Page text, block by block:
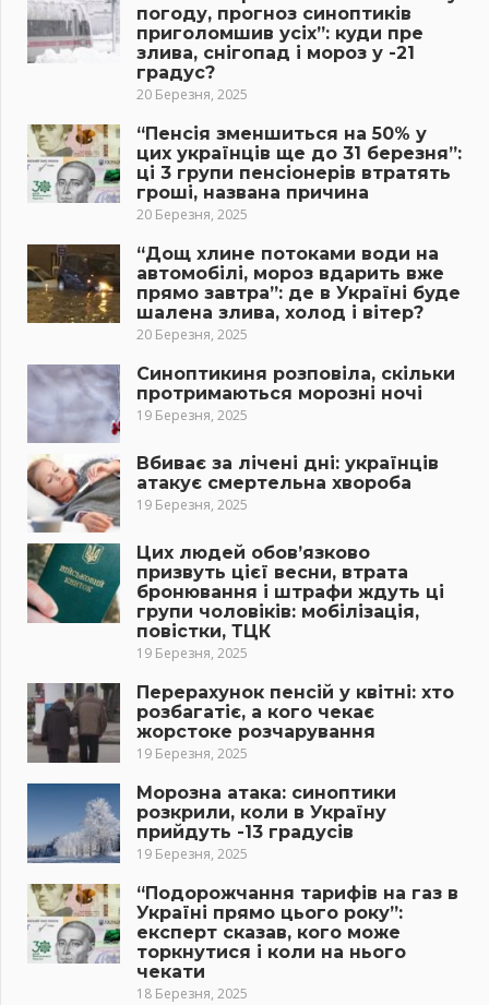
погоду, прогноз синоптиків
приголомшив усіх”: куди пре
злива, снігопад і мороз у -21
градус?
20 Березня, 2025
“Пенсія зменшиться на 50% у
цих українців ще до 31 березня”:
ці 3 групи пенсіонерів втратять
гроші, названа причина
20 Березня, 2025
“Дощ хлине потоками води на
автомобілі, мороз вдарить вже
прямо завтра”: де в Україні буде
шалена злива, холод і вітер?
20 Березня, 2025
Синоптикиня розповіла, скільки
протримаються морозні ночі
19 Березня, 2025
Вбиває за лічені дні: українців
атакує смертельна хвороба
19 Березня, 2025
Цих людей обов’язково
призвуть цієї весни, втрата
бронювання і штрафи ждуть ці
групи чоловіків: мобілізація,
повістки, ТЦК
19 Березня, 2025
Перерахунок пенсій у квітні: хто
розбагатіє, а кого чекає
жорстоке розчарування
19 Березня, 2025
Морозна атака: синоптики
розкрили, коли в Україну
прийдуть -13 градусів
19 Березня, 2025
“Подорожчання тарифів на газ в
Україні прямо цього року”:
експерт сказав, кого може
торкнутися і коли на нього
чекати
18 Березня, 2025